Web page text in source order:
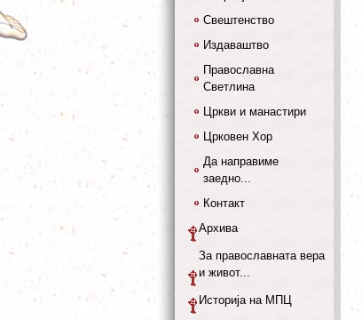
Свештенство
Издаваштво
Православна
Светлина
Цркви и манастири
Црковен Хор
Да направиме
заедно...
Контакт
Архива
За православната вера
и живот...
Историја на МПЦ